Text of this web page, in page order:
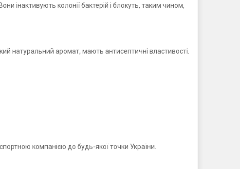
інактивують колонії бактерій і блокуть, таким чином,
натуральний аромат, мають антисептичні властивості.
компанією до будь-якої точки України.